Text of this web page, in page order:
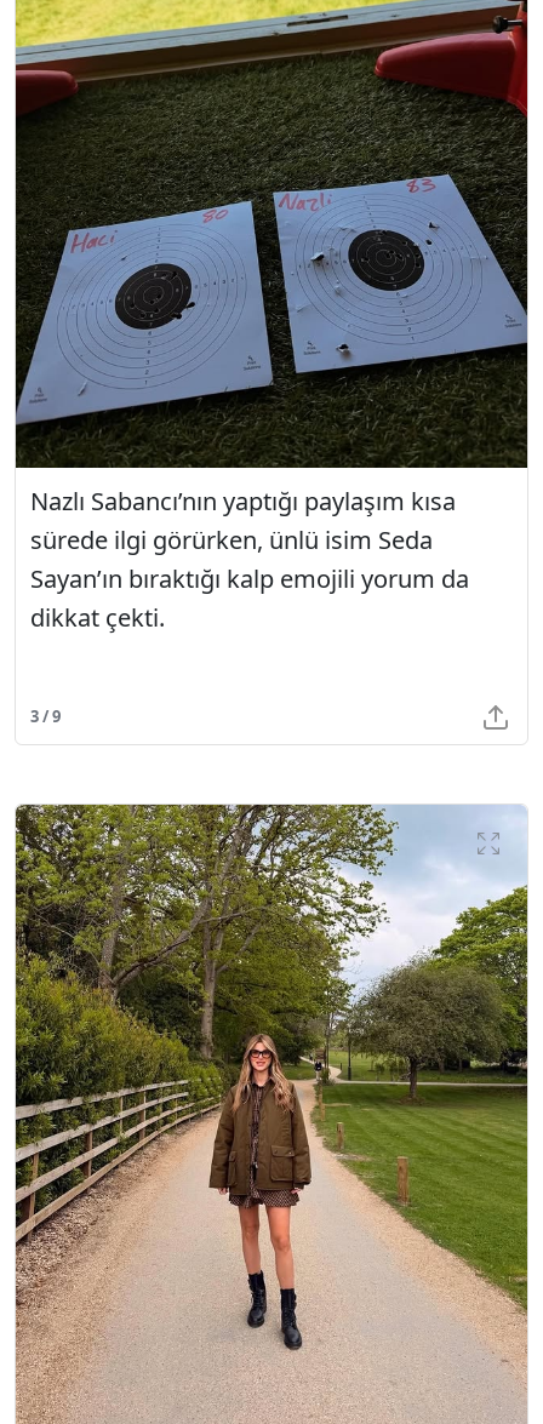
Nazlı Sabancı’nın yaptığı paylaşım kısa
sürede ilgi görürken, ünlü isim Seda
Sayan’ın bıraktığı kalp emojili yorum da
dikkat çekti.
3 / 9